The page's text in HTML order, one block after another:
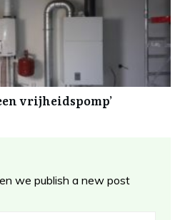
vrijheidspomp’
we publish a new post